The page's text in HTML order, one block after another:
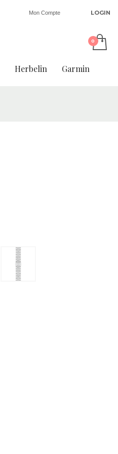
Mon Compte LOGIN
Herbelin Garmin